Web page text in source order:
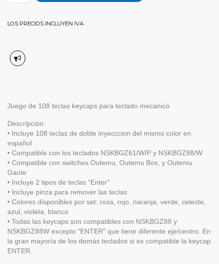
LOS PRECIOS INCLUYEN IVA
Juego de 108 teclas keycaps para teclado mecanico
Descripción:
• Incluye 108 teclas de doble inyecccion del mismo color en
español
• Compatible con los teclados NSKBGZ61/W/P y NSKBGZ88/W
• Compatible con switches Outemu, Outemu Box, y Outemu
Gaote
• Incluye 2 tipos de teclas "Enter"
• Incluye pinza para remover las teclas
• Colores disponibles por set: rosa, rojo, naranja, verde, celeste,
azul, violeta, blanco
• Todas las keycaps son compatibles con NSKBGZ88 y
NSKBGZ88W excepto "ENTER" que tiene diferente eje/centro. En
la gran mayoría de los demás teclados si es compatible la keycap
ENTER.